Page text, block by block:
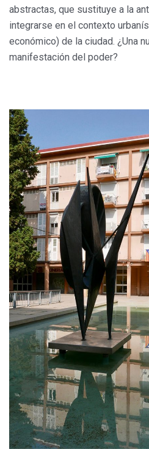
abstractas, que sustituye a la
integrarse en el contexto
económico) de la ciudad. ¿Una
manifestación del poder?